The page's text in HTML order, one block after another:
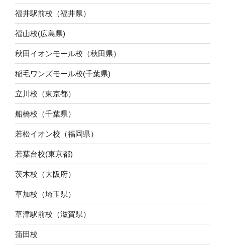
福井駅前校（福井県）
福山校(広島県)
秋田イオンモール校（秋田県）
稲毛ワンズモール校(千葉県)
立川校（東京都）
船橋校（千葉県）
若松イオン校（福岡県）
若葉台校(東京都)
茨木校（大阪府）
草加校（埼玉県）
草津駅前校（滋賀県）
蒲田校